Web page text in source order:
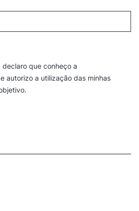
declaro que conheço a
e autorizo a utilização das minhas